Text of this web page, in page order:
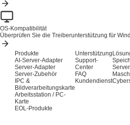
OS-Kompatibilität
Überprüfen Sie die Treiberunterstützung für
Produkte
AI-Server-Adapter
Server-Adapter
Server-Zubehör
IPC &
Bildverarbeitungskarte
Arbeitsstation / PC-
Karte
EOL-Produkte
Unterstützung
Support-
Center
FAQ
Kundendienst
Server